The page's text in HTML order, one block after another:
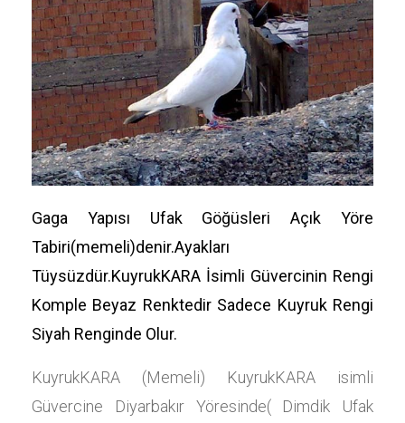
Gaga Yapısı Ufak Göğüsleri Açık Yöre
Tabiri(memeli)denir.Ayakları
Tüysüzdür.KuyrukKARA İsimli Güvercinin Rengi
Komple Beyaz Renktedir Sadece Kuyruk Rengi
Siyah Renginde Olur.
KuyrukKARA (Memeli) KuyrukKARA isimli
Güvercine Diyarbakır Yöresinde( Dimdik Ufak